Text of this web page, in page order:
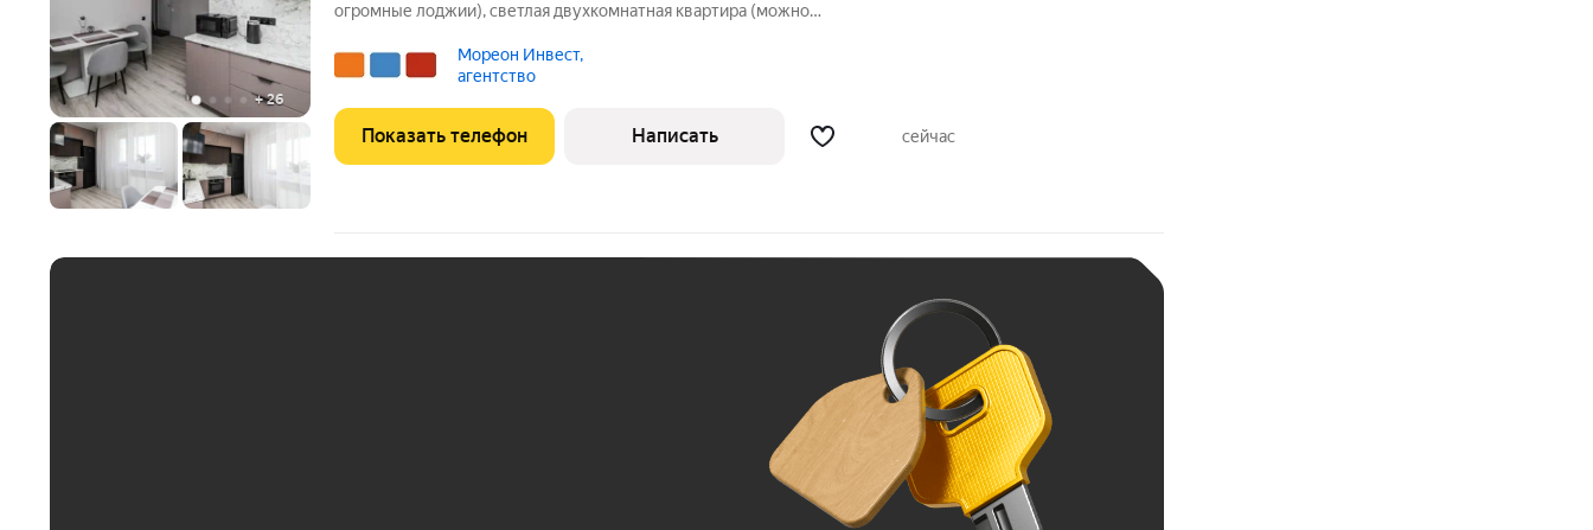
+26
огромные лоджии), светлая двухкомнатная квартира (можно
Прекрасные видовые характеристики, вид на парк, город, стадион
Краснодар и горы! В
Мореон Инвест,
агентство
Показать телефон Написать сейчас